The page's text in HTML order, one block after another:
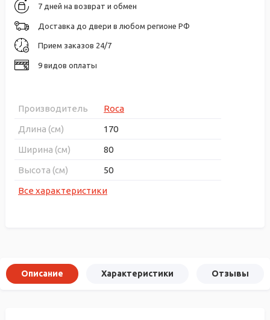
7 дней на возврат и обмен
Доставка до двери в любом регионе РФ
Прием заказов 24/7
9 видов оплаты
Производитель
Roca
Длина (см)
170
Ширина (см)
80
Высота (см)
50
Все характеристики
Описание Характеристики Отзывы